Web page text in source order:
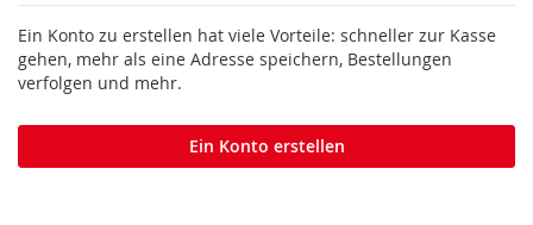
Ein Konto zu erstellen hat viele Vorteile: schneller zur Kasse
gehen, mehr als eine Adresse speichern, Bestellungen
verfolgen und mehr.
Ein Konto erstellen